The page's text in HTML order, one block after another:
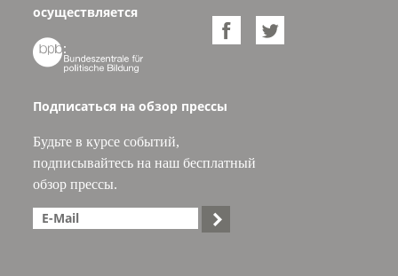
осуществляется

 
Подписаться на обзор прессы
Будьте в курсе событий,
подписывайтесь на наш бесплатный
обзор прессы.
